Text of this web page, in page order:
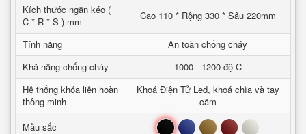
Kích thước ngăn kéo (
C * R * S ) mm
Cao 110 * Rộng 330 * Sâu 220mm
Tính năng
An toàn chống cháy
Khả năng chống cháy
1000 - 1200 độ C
Hệ thống khóa liên hoàn
thông minh
Khoá Điện Tử Led, khoá chìa và tay
cầm
Mầu sắc
Đen Xanh Nâu Đỏ Trắng